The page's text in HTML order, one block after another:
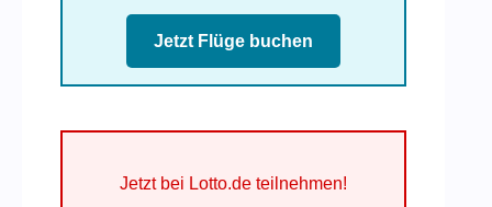
Jetzt Flüge buchen
Jetzt bei Lotto.de teilnehmen!